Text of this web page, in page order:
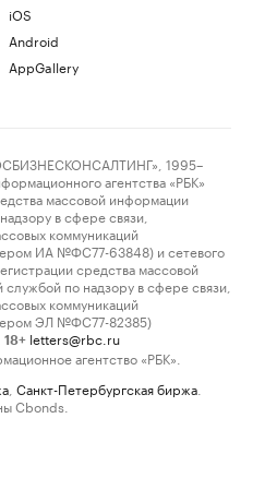
iOS
Android
AppGallery
1995–
агентства «РБК»
массовой информации
в сфере связи,
коммуникаций
ИА №ФС77-63848) и сетевого
средства массовой
по надзору в сфере связи,
коммуникаций
ЭЛ №ФС77-82385)
18+ letters@rbc.ru
агентство «РБК».
Санкт-Петербургская биржа
Cbonds.